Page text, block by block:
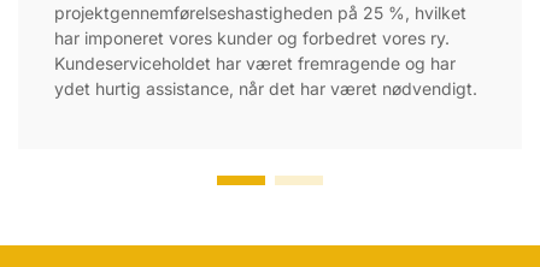
projektgennemførelseshastigheden på 25 %, hvilket
har imponeret vores kunder og forbedret vores ry.
Kundeserviceholdet har været fremragende og har
ydet hurtig assistance, når det har været nødvendigt.